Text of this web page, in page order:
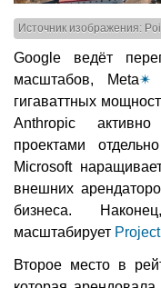
Источник изображения:
Google ведёт
масштабов, Meta✴
гигаваттных
Anthropic
проектами
Microsoft
внешних
бизнеса.
масштабирует
Второе место в